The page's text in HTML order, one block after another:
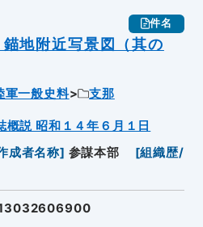
件名
地附近写景図（其の
軍一般史料
支那
概説 昭和１４年６月１日
成者名称] 参謀本部 [組織歴/